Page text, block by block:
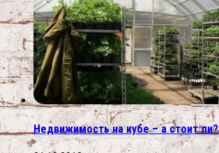
Недвижимость на кубе – а стоит ли?